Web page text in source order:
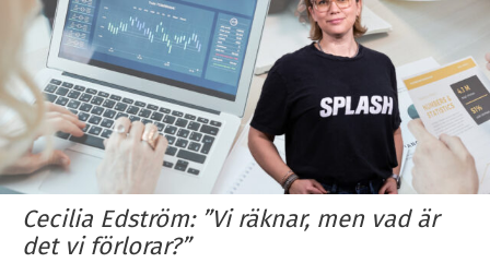
Cecilia Edström: ”Vi räknar, men vad är
det vi förlorar?”